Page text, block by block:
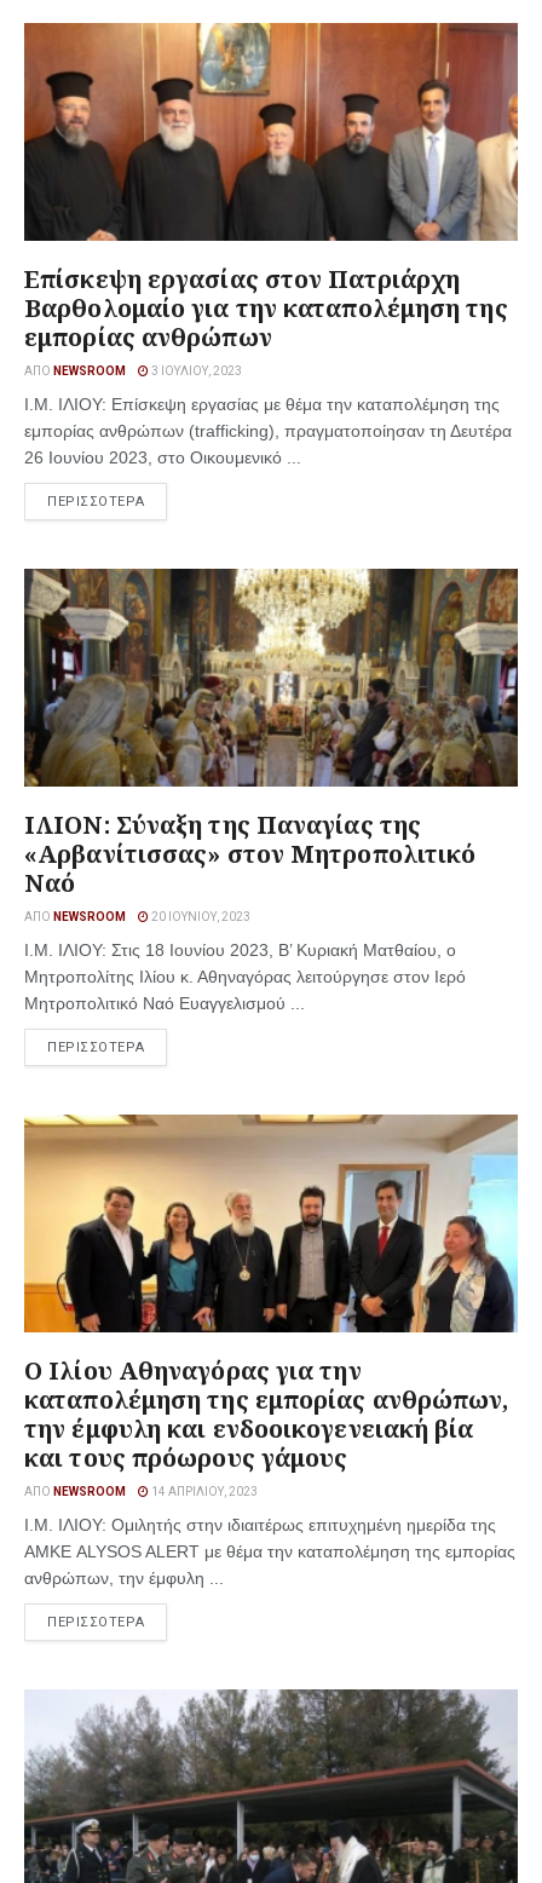
Επίσκεψη εργασίας στον Πατριάρχη
Βαρθολομαίο για την καταπολέμηση της
εμπορίας ανθρώπων
ΑΠΌ NEWSROOM 3 ΙΟΥΛΊΟΥ, 2023
Ι.Μ. ΙΛΙΟΥ: Επίσκεψη εργασίας με θέμα την καταπολέμηση της
εμπορίας ανθρώπων (trafficking), πραγματοποίησαν τη Δευτέρα
26 Ιουνίου 2023, στο Οικουμενικό ...
ΠΕΡΙΣΣΟΤΕΡΑ
ΙΛΙΟΝ: Σύναξη της Παναγίας της
«Αρβανίτισσας» στον Μητροπολιτικό
Ναό
ΑΠΌ NEWSROOM 20 ΙΟΥΝΊΟΥ, 2023
I.M. IΛΙΟΥ: Στις 18 Ιουνίου 2023, Β’ Κυριακή Ματθαίου, ο
Μητροπολίτης Ιλίου κ. Αθηναγόρας λειτούργησε στον Ιερό
Μητροπολιτικό Ναό Ευαγγελισμού ...
ΠΕΡΙΣΣΟΤΕΡΑ
Ο Ιλίου Αθηναγόρας για την
καταπολέμηση της εμπορίας ανθρώπων,
την έμφυλη και ενδοοικογενειακή βία
και τους πρόωρους γάμους
ΑΠΌ NEWSROOM 14 ΑΠΡΙΛΊΟΥ, 2023
Ι.Μ. ΙΛΙΟΥ: Ομιλητής στην ιδιαιτέρως επιτυχημένη ημερίδα της
ΑΜΚΕ ALYSOS ALERT με θέμα την καταπολέμηση της εμπορίας
ανθρώπων, την έμφυλη ...
ΠΕΡΙΣΣΟΤΕΡΑ